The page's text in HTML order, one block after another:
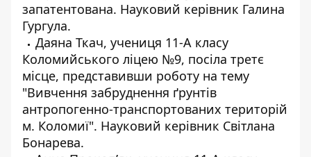
запатентована. Науковий керівник Галина
Гургула.
Даяна Ткач, учениця 11-А класу
Коломийського ліцею №9, посіла третє
місце, представивши роботу на тему
"Вивчення забруднення ґрунтів
антропогенно-транспортованих територій
м. Коломиї". Науковий керівник Світлана
Бонарева.